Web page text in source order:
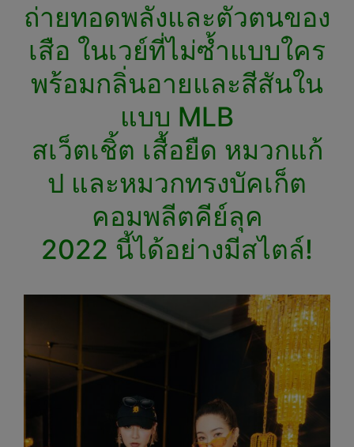
ถ่ายทอดพลังและตัวตนของ
เสือ ในเวย์ที่ไม่ซ้ำแบบใคร
พร้อมกลิ่นอายและสีสันใน
แบบ MLB
สเว็ตเชิ้ต เสื้อยืด หมวกแก้
ป และหมวกทรงบัคเก็ต
คอมพลีตคีย์ลุค
2022 นี้ได้อย่างมีสไตล์!